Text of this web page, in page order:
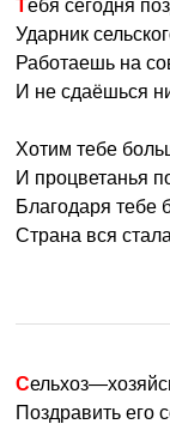
Тебя сегодня
Ударник
Работаешь на
И не сдаёшься
Хотим тебе
И процветанья
Благодаря тебе
Страна вся
Поздравить его